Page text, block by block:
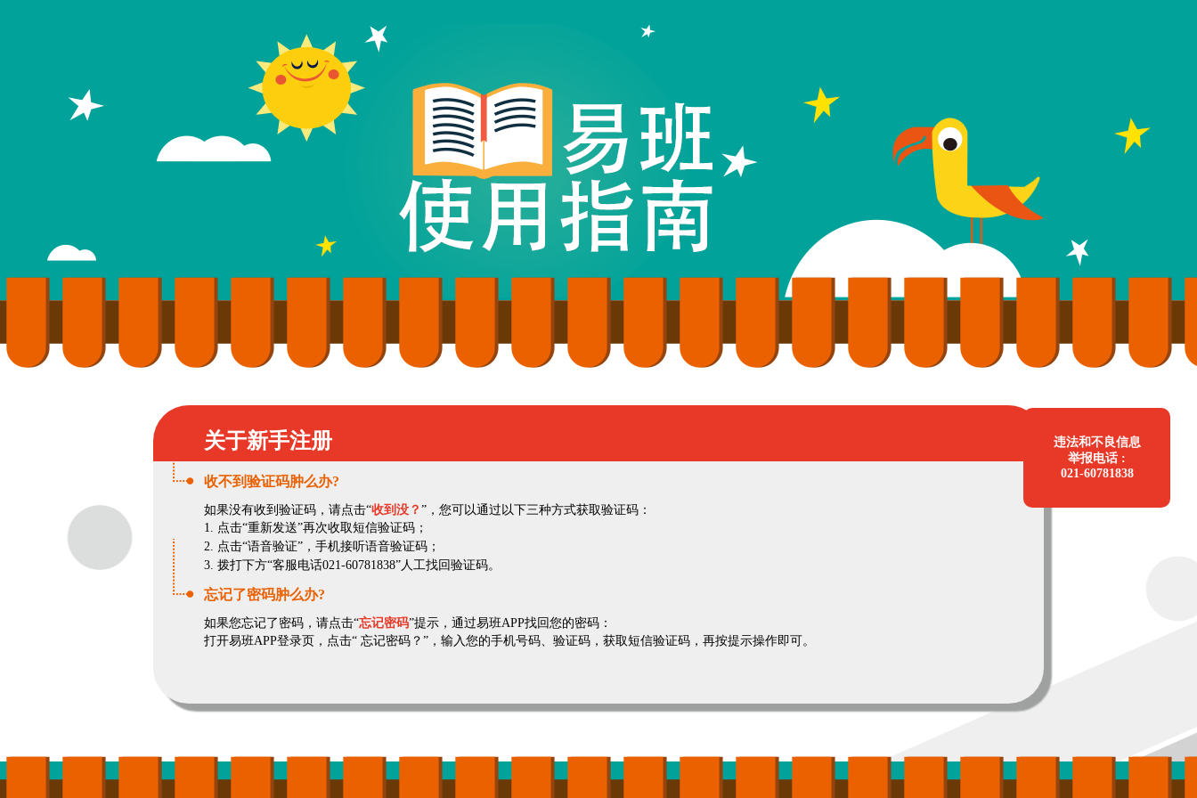
关于新手注册
收不到验证码肿么办?
如果没有收到验证码，请点击“收到没？ ”，您可以通过以下三种方式获取验证码：
1. 点击“重新发送”再次收取短信验证码；
2. 点击“语音验证”，手机接听语音验证码；
3. 拨打下方“客服电话021-60781838”人工找回验证码。
忘记了密码肿么办?
如果您忘记了密码，请点击“忘记密码”提示，通过易班APP找回您的密码：
打开易班APP登录页，点击“ 忘记密码？”，输入您的手机号码、验证码，获取短信验证码，再按提示操作即可。
违法和不良信息
举报电话 :
021-60781838